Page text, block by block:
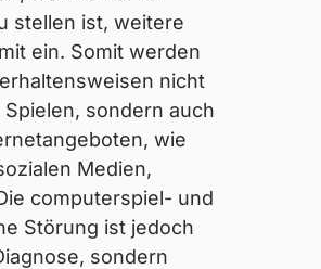
stellen ist, weitere
ein. Somit werden
nicht
sondern auch
wie
Medien,
computerspiel- und
Störung ist jedoch
sondern